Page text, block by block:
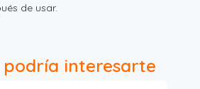
de usar.
podría interesarte